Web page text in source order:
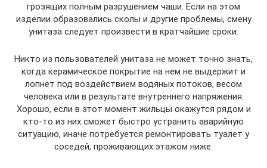
грозящих полным разрушением чаши. Если на этом
изделии образовались сколы и другие проблемы, смену
унитаза следует произвести в кратчайшие сроки.
Никто из пользователей унитаза не может точно знать,
когда керамическое покрытие на нем не выдержит и
лопнет под воздействием водяных потоков, весом
человека или в результате внутреннего напряжения.
Хорошо, если в этот момент жильцы окажутся рядом и
кто-то из них сможет быстро устранить аварийную
ситуацию, иначе потребуется ремонтировать туалет у
соседей, проживающих этажом ниже.